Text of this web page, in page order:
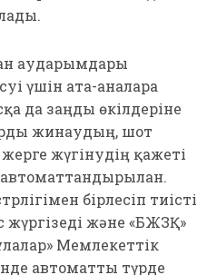
аударымдары
үшін ата-аналарға
да заңды өкілдеріне
жинаудың, шот
жүгінудің қажеті
бірлесіп тиісті
және «БЖЗҚ»
Мемлекеттік
автоматты түрде